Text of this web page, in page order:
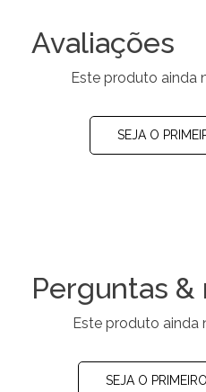
Avaliações
Este produto ainda
SEJA O
Perguntas &
Este produto ainda
SEJA O